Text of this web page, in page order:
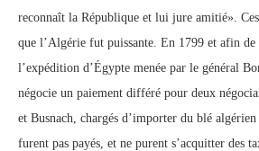
reconnaît la République et lui jure amitié».
que l’Algérie fut puissante. En 1799 et afin
l’expédition d’Égypte menée par le général
négocie un paiement différé pour deux
et Busnach, chargés d’importer du blé
furent pas payés, et ne purent s’acquitter des